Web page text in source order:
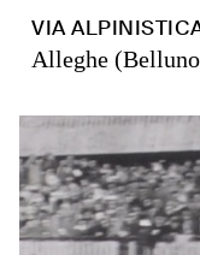
VIA
Alleghe